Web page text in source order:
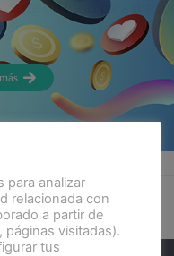
sin ideas para tus
para analizar
relacionada con
a partir de
visitadas).
tus